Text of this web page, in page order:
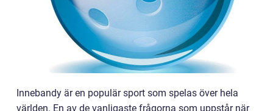
Innebandy är en populär sport som spelas över hela
världen. En av de vanligaste frågorna som uppstår när